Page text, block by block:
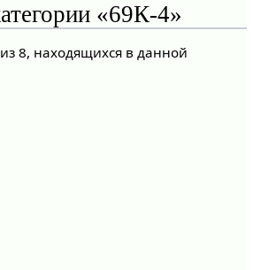
«69К-4»
8, находящихся в данной